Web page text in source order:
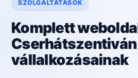
SZOLGÁLTATÁSOK
Komplett
Cserhátszentiván
vállalkozásainak